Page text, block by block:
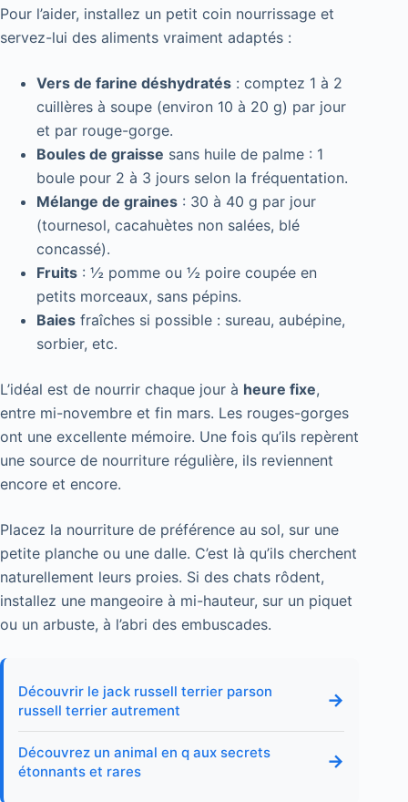
Pour l’aider, installez un petit coin nourrissage et
servez-lui des aliments vraiment adaptés :
Vers de farine déshydratés : comptez 1 à 2
cuillères à soupe (environ 10 à 20 g) par jour
et par rouge-gorge.
Boules de graisse sans huile de palme : 1
boule pour 2 à 3 jours selon la fréquentation.
Mélange de graines : 30 à 40 g par jour
(tournesol, cacahuètes non salées, blé
concassé).
Fruits : ½ pomme ou ½ poire coupée en
petits morceaux, sans pépins.
Baies fraîches si possible : sureau, aubépine,
sorbier, etc.
L’idéal est de nourrir chaque jour à heure fixe,
entre mi-novembre et fin mars. Les rouges-gorges
ont une excellente mémoire. Une fois qu’ils repèrent
une source de nourriture régulière, ils reviennent
encore et encore.
Placez la nourriture de préférence au sol, sur une
petite planche ou une dalle. C’est là qu’ils cherchent
naturellement leurs proies. Si des chats rôdent,
installez une mangeoire à mi-hauteur, sur un piquet
ou un arbuste, à l’abri des embuscades.
Découvrir le jack russell terrier parson
russell terrier autrement
→
Découvrez un animal en q aux secrets
étonnants et rares
→